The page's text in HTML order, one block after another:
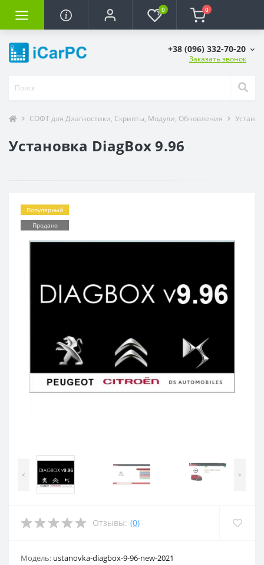
0 0
+38 (096) 332-70-20
Заказать звонок
СОФТ для Диагностики, Скрипты, Модули, Обновления
Установка DiagBox 9.96
Популярный
Продано
< >
Отзывы: (0)
Модель: ustanovka-diagbox-9-96-new-2021